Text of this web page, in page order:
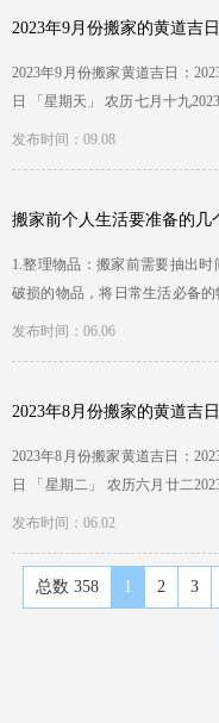
2023年9月份搬家的黄道吉
2023年9月份搬家黄道吉日：
日 「星期天」 农历七月十九
日 「星期一…
发布时间：09.08
搬家前个人生活要准备的几
1.整理物品：搬家前需要抽出
破损的物品，将日常生活必备
入住后的整理。 …
发布时间：06.06
2023年8月份搬家的黄道吉
2023年8月份搬家黄道吉日：
日 「星期二」 农历六月廿二
13日 「星期天…
发布时间：06.02
总数 358 1 2 3